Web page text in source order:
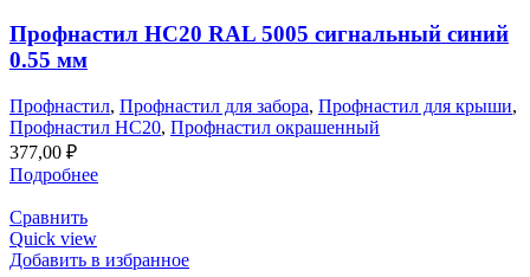
Профнастил НС20 RAL 5005 сигнальный синий
0.55 мм
Профнастил, Профнастил для забора, Профнастил для крыши,
Профнастил НС20, Профнастил окрашенный
377,00 ₽
Подробнее
Сравнить
Quick view
Добавить в избранное